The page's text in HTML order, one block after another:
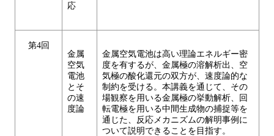
応
第4回
金属
空気
電池
とそ
の速
度論
金属空気電池は高い理論エネルギー密
度を有するが、金属極の溶解析出、空
気極の酸化還元の双方が、速度論的な
制約を受ける。本講義を通じて、その
場観察を用いる金属極の挙動解析、回
転電極を用いる中間生成物の捕捉等を
通じた、反応メカニズムの解明事例に
ついて説明できることを目指す。